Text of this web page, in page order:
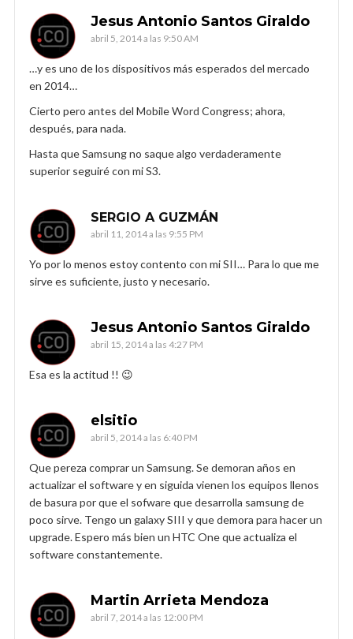
Jesus Antonio Santos Giraldo
abril 5, 2014 a las 9:50 AM
…y es uno de los dispositivos más esperados del mercado
en 2014…
Cierto pero antes del Mobile Word Congress; ahora,
después, para nada.
Hasta que Samsung no saque algo verdaderamente
superior seguiré con mi S3.
SERGIO A GUZMÁN
abril 11, 2014 a las 9:55 PM
Yo por lo menos estoy contento con mi SII… Para lo que me
sirve es suficiente, justo y necesario.
Jesus Antonio Santos Giraldo
abril 15, 2014 a las 4:27 PM
Esa es la actitud !! 😉
elsitio
abril 5, 2014 a las 6:40 PM
Que pereza comprar un Samsung. Se demoran años en
actualizar el software y en siguida vienen los equipos llenos
de basura por que el sofware que desarrolla samsung de
poco sirve. Tengo un galaxy SIII y que demora para hacer un
upgrade. Espero más bien un HTC One que actualiza el
software constantemente.
Martin Arrieta Mendoza
abril 7, 2014 a las 12:00 PM